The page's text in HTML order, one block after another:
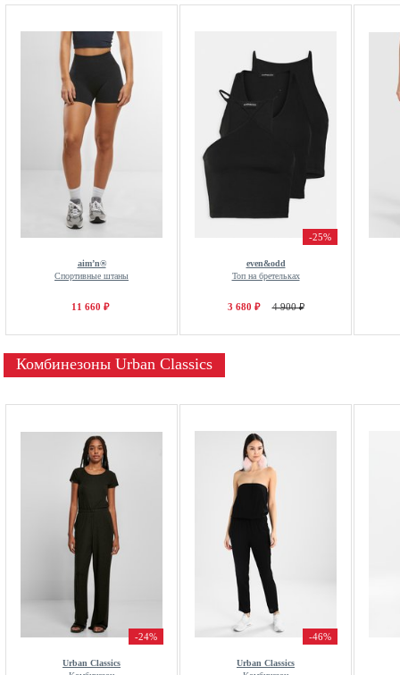
aim’n®
Спортивные штаны
11 660 ₽
-25%
even&odd
Топ на бретельках
3 680 ₽ 4 900 ₽
Комбинезоны Urban Classics
-24%
Urban Classics
-46%
Urban Classics